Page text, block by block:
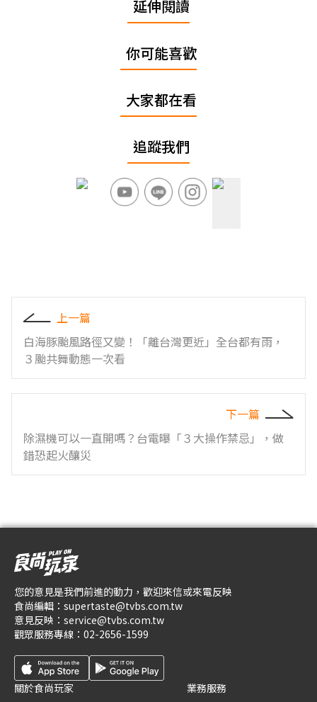
延伸閱讀
你可能喜歡
大家都在看
追蹤我們
上一篇
白海豚颱風路徑又變！「離台灣更近」全台都有雨，
３颱共舞動態一次看
下一篇
除濕機可以一直開嗎？台電曝「３大操作禁忌」，做
錯恐起火釀災
您的意見是我們前進的動力，歡迎來信或來電反映
食尚編輯： supertaste@tvbs.com.tw
意見反映： service@tvbs.com.tw
觀眾服務專線： 02-2656-1599
關於食尚玩家 業務服務